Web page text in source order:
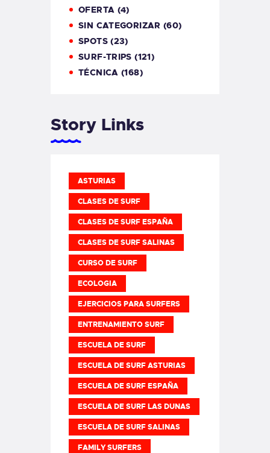
OFERTA (4)
SIN CATEGORIZAR (60)
SPOTS(23)
SURF-TRIPS (121)
TÉCNICA (168)
Story Links
ASTURIAS
CLASES DE SURF
CLASES DE SURF ESPAÑA
CLASES DE SURF SALINAS
CURSO DE SURF
ECOLOGIA
EJERCICIOS PARA SURFERS
ENTRENAMIENTO SURF
ESCUELA DE SURF
ESCUELA DE SURF ASTURIAS
ESCUELA DE SURF ESPAÑA
ESCUELA DE SURF LAS DUNAS
ESCUELA DE SURF SALINAS
FAMILY SURFERS